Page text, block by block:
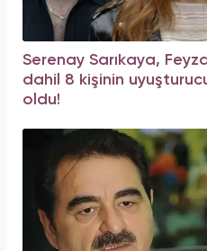
Serenay Sarıkaya,
dahil 8 kişinin
oldu!